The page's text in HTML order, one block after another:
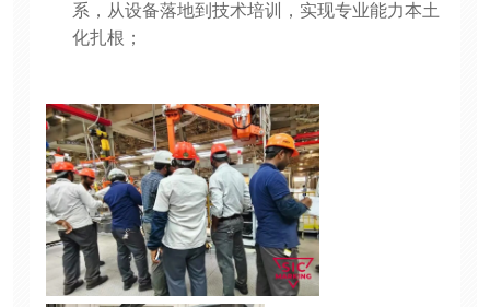
系，从设备落地到技术培训，实现专业能力本土
化扎根；